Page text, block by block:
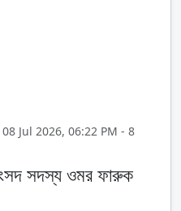
08 Jul 2026, 06:22 PM - 8
সদস্য ওমর ফারুক